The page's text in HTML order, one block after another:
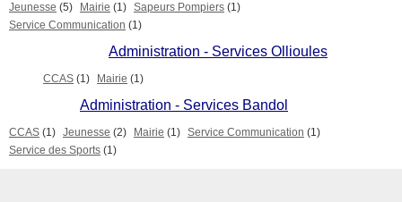
Jeunesse (5) Mairie (1) Sapeurs Pompiers (1)
Service Communication (1)
Administration - Services Ollioules
CCAS (1) Mairie (1)
Administration - Services Bandol
CCAS (1) Jeunesse (2) Mairie (1) Service Communication (1)
Service des Sports (1)